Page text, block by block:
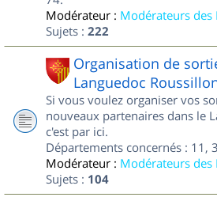
Modérateur : Modérateurs des
Sujets : 222
Organisation de
Languedoc
Si vous voulez organiser vos
nouveaux partenaires dans le
c'est par ici.
Départements concernés : 11,
Modérateur : Modérateurs des
Sujets : 104